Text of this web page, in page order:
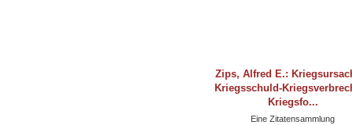
Zips, Alfred E.:
Kriegsschuld-
Kriegsfo...
Eine Zitatensammlung